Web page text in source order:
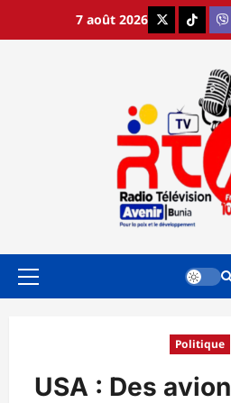
7 août 2026 X TikTok
Menu
Politique
USA : Des